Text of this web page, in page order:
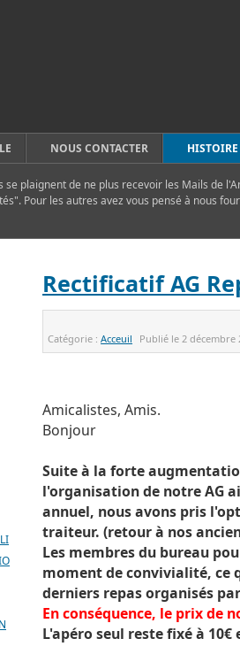
NOUS CONTACTER
se plaignent de ne plus recevoir les Mails de
Pour les autres avez vous pensé à nous
Rectificatif AG
Catégorie :Acceuil Publié le2 décembre
Amicalistes, Amis.
Bonjour
Suite à la forte
l'organisation de notre AG
annuel, nous avons pris
traiteur. (retour à nos
Les membres du bureau
moment de convivialité, ce
derniers repas organisés
En conséquence, le prix de
L'apéro seul reste fixé à